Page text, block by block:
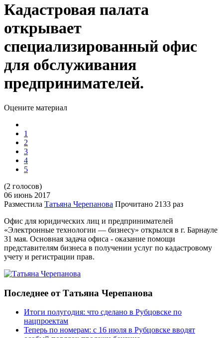
Кадастровая палата
открывает
специализированный офис
для обслуживания
предпринимателей.
Оцените материал
1
2
3
4
5
(2 голосов)
06 июнь 2017
Разместила Татьяна Черепанова Прочитано 2133 раз
Офис для юридических лиц и предпринимателей
«Электронные технологии — бизнесу» открылся в г. Барнауле
31 мая. Основная задача офиса - оказание помощи
представителям бизнеса в получении услуг по кадастровому
учету и регистрации прав.
Последнее от Татьяна Черепанова
Итоги полугодия: что сделано в Рубцовске по
нацпроектам
Теперь по номерам: с 16 июля в Рубцовске вводят